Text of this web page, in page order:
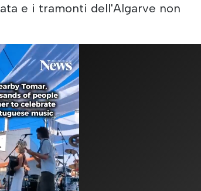
e i tramonti dell'Algarve non